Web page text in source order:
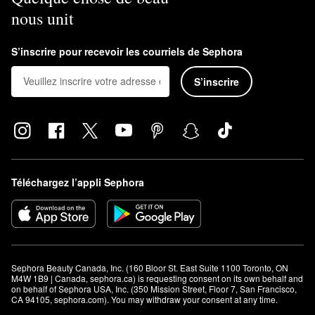
Ce produit Augustinus Bader peut-il être utilisé autour des
Oui, vous pouvez utiliser les crèmes Augustinus Bader peut-il être
utilisé autour des yeux. Cependant, nous vous suggérons plutôt
d’utiliserla crème pour le contour des yeux avec TFC8®
formule est spécialement conçue pour répondre aux problèmes
nous unit
S’inscrire pour recevoir les courriels de Sephora
S’inscrire
Téléchargez l’appli Sephora
Sephora Beauty Canada, Inc. (160 Bloor St. East Suite 1100 Toronto, ON
M4W 1B9 | Canada, sephora.ca) is requesting consent on its own behalf and
on behalf of Sephora USA, Inc. (350 Mission Street, Floor 7, San Francisco,
CA 94105, sephora.com). You may withdraw your consent at any time.